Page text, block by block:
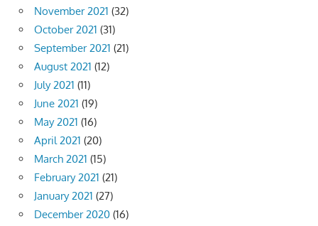
November 2021 (32)
October 2021 (31)
September 2021 (21)
August 2021 (12)
July 2021 (11)
June 2021 (19)
May 2021 (16)
April 2021 (20)
March 2021 (15)
February 2021 (21)
January 2021 (27)
December 2020 (16)